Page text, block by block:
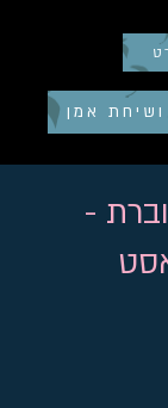
אמן
-